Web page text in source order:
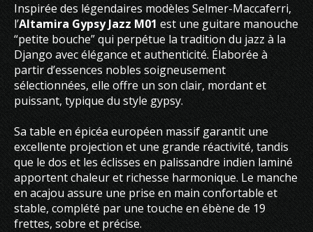
Inspirée des légendaires modèles Selmer-Maccaferri,
l’Altamira Gypsy Jazz M01 est une guitare manouche
“petite bouche” qui perpétue la tradition du jazz à la
Django avec élégance et authenticité. Élaborée à
partir d’essences nobles soigneusement
sélectionnées, elle offre un son clair, mordant et
puissant, typique du style gypsy.
Sa table en épicéa européen massif garantit une
excellente projection et une grande réactivité, tandis
que le dos et les éclisses en palissandre indien laminé
apportent chaleur et richesse harmonique. Le manche
en acajou assure une prise en main confortable et
stable, complété par une touche en ébène de 19
frettes, sobre et précise.